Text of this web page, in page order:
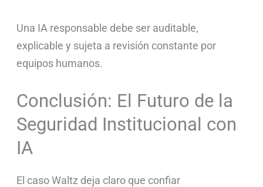
Una IA responsable debe ser auditable,
explicable y sujeta a revisión constante por
equipos humanos.
Conclusión: El Futuro de la
Seguridad Institucional con
IA
El caso Waltz deja claro que confiar